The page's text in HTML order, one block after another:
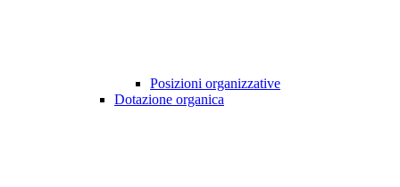
Posizioni organizzative
Dotazione organica